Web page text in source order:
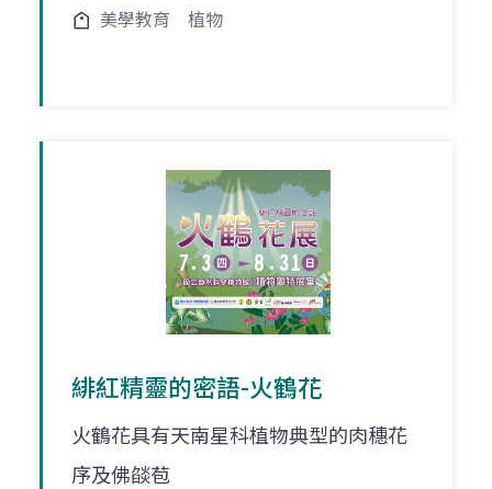
美學教育 植物
緋紅精靈的密語-火鶴花
火鶴花具有天南星科植物典型的肉穗花
序及佛燄苞